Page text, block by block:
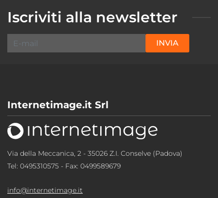
Iscriviti alla newsletter
INVIA
Internetimage.it Srl
Via della Meccanica, 2 - 35026 Z.I. Conselve (Padova)
Tel: 0495310575 - Fax: 0499589679
info@internetimage.it